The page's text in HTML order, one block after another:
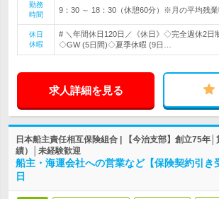
勤務
時間
9：30 ～ 18：30（休憩60分）※月の平均残
休日
休暇
# ＼年間休日120日／《休日》◇完全週休2日
◇GW (5日間)◇夏季休暇 (9日…
求人詳細を見る
日本船主責任相互保険組合 | 【今治支部】創立75年
績）│未経験歓迎
船主・海運会社への営業など【保険契約引き
日